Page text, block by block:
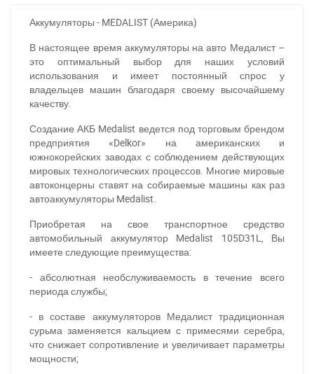
Аккумуляторы - MEDALIST (Америка)
В настоящее время аккумуляторы на авто Медалист –
это оптимальный выбор для наших условий
использования и имеет постоянный спрос у
владельцев машин благодаря своему высочайшему
качеству.
Создание АКБ Medalist ведется под торговым брендом
предприятия «Delkor» на американских и
южнокорейских заводах с соблюдением действующих
мировых технологических процессов. Многие мировые
автоконцерны ставят на собираемые машины как раз
автоаккумуляторы Medalist.
Приобретая на свое транспортное средство
автомобильный аккумулятор Medalist 105D31L, Вы
имеете следующие преимущества:
- абсолютная необслуживаемость в течение всего
периода службы;
- в составе аккумуляторов Медалист традиционная
сурьма заменяется кальцием с примесями серебра,
что снижает сопротивление и увеличивает параметры
мощности;